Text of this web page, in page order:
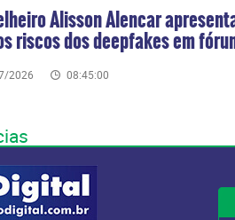
Alisson Alencar
riscos dos deepfakes em
2026 08:45:00